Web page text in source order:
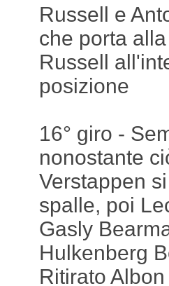
Russell e
che porta
Russell
posizione
16° giro -
nonostante
Verstappen
spalle, poi
Gasly
Hulkenberg
Ritirato